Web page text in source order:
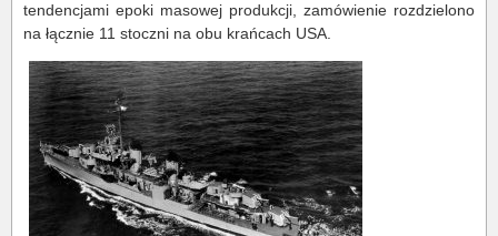
tendencjami epoki masowej produkcji, zamówienie rozdzielono
na łącznie 11 stoczni na obu krańcach USA.